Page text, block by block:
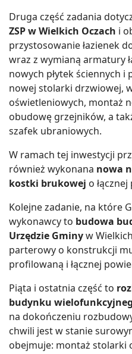
Druga część zadania
ZSP w Wielkich Oczach i
przystosowanie łazienek
wraz z wymianą armatury
nowych płytek ściennych i
nowej stolarki drzwiowej,
oświetleniowych, montaż
obudowę grzejników, a
szafek ubraniowych.
W ramach tej inwestycji
również wykonana nowa
kostki brukowej o
Kolejne zadanie, na które
wykonawcy to budowa
Urzędzie Gminyw
parterowy o konstrukcji
profilowaną i łącznej
Piąta i ostatnia część to
budynku
na dokończeniu
chwili jest w stanie
obejmuje: montaż stolarki